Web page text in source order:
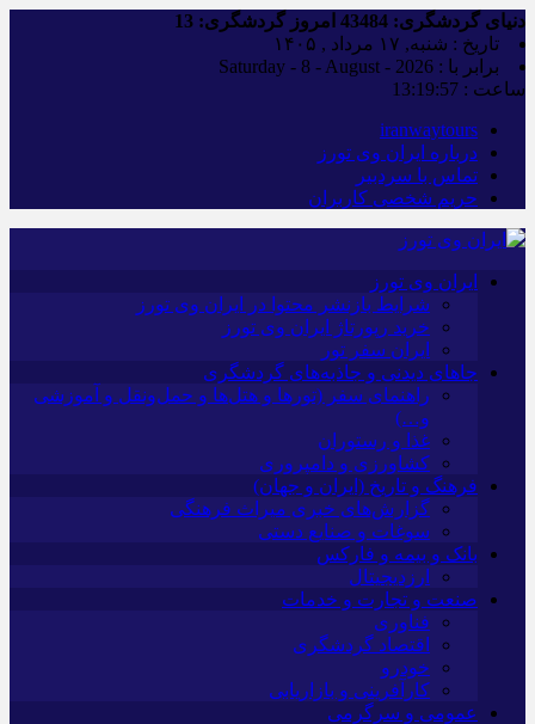
دنیای گردشگری: امروز گردشگری:
تاریخ : شنبه, ۱۷ مرداد , ۱۴۰۵
برابر با : Saturday - 8 - August - 2026
ساعت : 13:19:58
iranwaytours
درباره ایران وی تورز
تماس با سردبیر
حریم شخصی کاربران
ایران وی تورز
شرایط بازنشر محتوا در ایران وی تورز
خرید رپورتاژ ایران وی تورز
ایران سفر تور
جاهای دیدنی و جاذبه‌های گردشگری
راهنمای سفر (تورها و هتل‌ها و حمل‌و‌نقل و آموزشی
و…)
غذا و رستوران
کشاورزی و دامپروری
فرهنگ و تاریخ (ایران و جهان)
گزارش‌های خبری میراث فرهنگی
سوغات و صنایع دستی
بانک و بیمه و فارکس
ارزدیجیتال
صنعت و تجارت و خدمات
فناوری
اقتصاد گردشگری
خودرو
کارآفرینی و بازاریابی
عمومی و سرگرمی